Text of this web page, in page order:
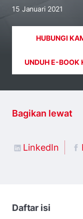
15 Januari 2021
HUBUNGI
UNDUH E-BOOK
Bagikan lewat
LinkedIn
Daftar isi